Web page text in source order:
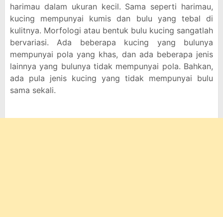
harimau dalam ukuran kecil. Sama seperti harimau,
kucing mempunyai kumis dan bulu yang tebal di
kulitnya. Morfologi atau bentuk bulu kucing sangatlah
bervariasi. Ada beberapa kucing yang bulunya
mempunyai pola yang khas, dan ada beberapa jenis
lainnya yang bulunya tidak mempunyai pola. Bahkan,
ada pula jenis kucing yang tidak mempunyai bulu
sama sekali.